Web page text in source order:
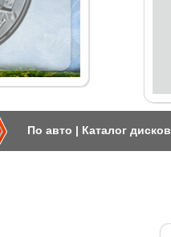
По авто | Каталог дисков